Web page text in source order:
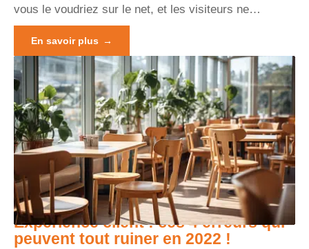
vous le voudriez sur le net, et les visiteurs ne…
En savoir plus
Expérience client : ces 4 erreurs qui
peuvent tout ruiner en 2022 !